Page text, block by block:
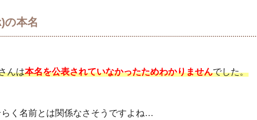
の本名
んは本名を公表されていなかったためわかりませんでした。
らく名前とは関係なさそうですよね…